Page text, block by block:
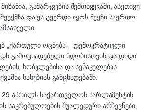
გამარჯვების შემთხვევაში, ასეთივე
და ეს გვერდი იყოს ჩვენი საერთო
„ქართული ოცნება – დემოკრატიული
გამოცხადებული ნდობისთვის და დიდი
ხობელებისა და სენაკელების
ხახუბიას განცხადებაში.
29 აპრილს საქართველოს პარლამენტის
საკრებულოების შუალედური არჩევნები,